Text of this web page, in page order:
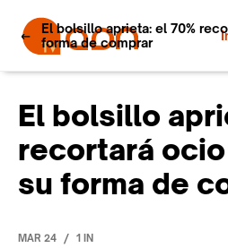
El bolsillo aprieta: el 70%
forma de comprar
El bolsillo
recortará
su forma de
MAR 24 / 1 IN